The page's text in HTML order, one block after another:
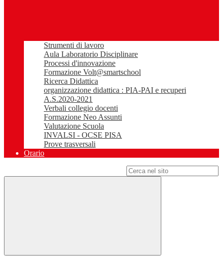
Strumenti di lavoro
Aula Laboratorio Disciplinare
Processi d'innovazione
Formazione Volt@smartschool
Ricerca Didattica
organizzazione didattica : PIA-PAI e recuperi
A.S.2020-2021
Verbali collegio docenti
Formazione Neo Assunti
Valutazione Scuola
INVALSI - OCSE PISA
Prove trasversali
Orario